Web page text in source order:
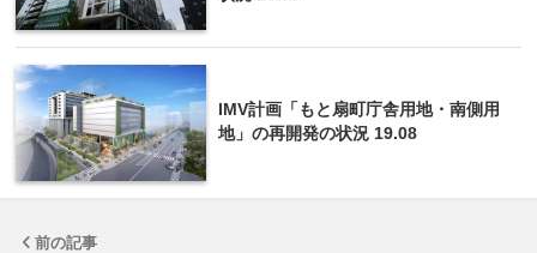
IMV計画「もと扇町庁舎用地・南側用
地」の再開発の状況 19.08
前の記事